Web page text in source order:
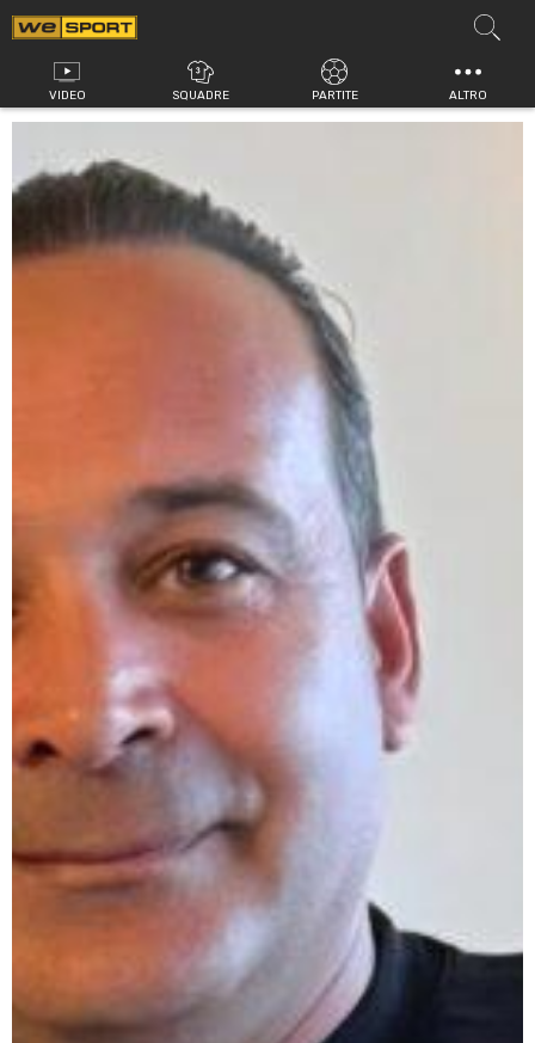
Vai
al
contenuto
VIDEO SQUADRE PARTITE ALTRO